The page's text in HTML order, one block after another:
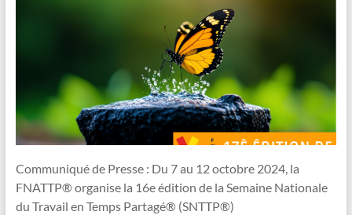
Communiqué de Presse : Du 7 au 12 octobre 2024, la
FNATTP® organise la 16e édition de la Semaine Nationale
du Travail en Temps Partagé® (SNTTP®)